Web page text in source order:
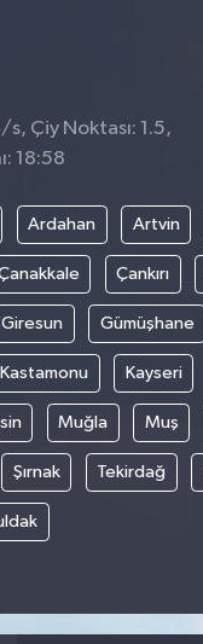
s, Çiy Noktası: 1.5,
18:58
Ardahan Artvin
Çankırı
Giresun Gümüşhane
Kastamonu Kayseri
Muğla Muş
Şırnak Tekirdağ